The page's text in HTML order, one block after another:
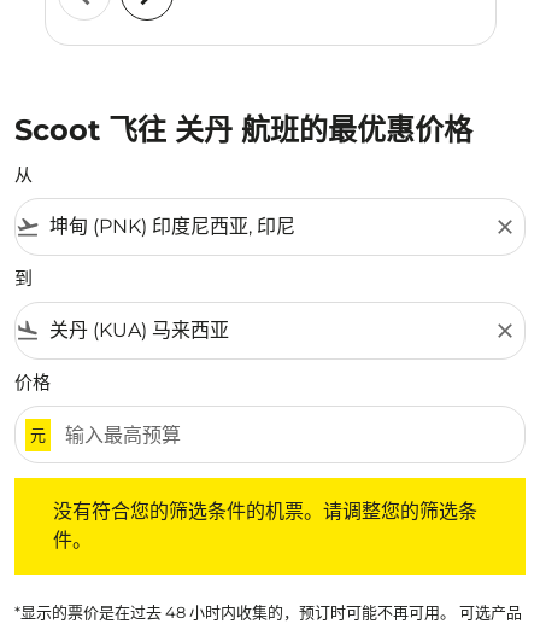
Scoot 飞往 关丹 航班的最优惠价格
从
flight_takeoff close
到
flight_land close
价格
元
没有符合您的筛选条件的机票。请调整您的筛选条
件。
*显示的票价是在过去 48 小时内收集的，预订时可能不再可用。 可选产品